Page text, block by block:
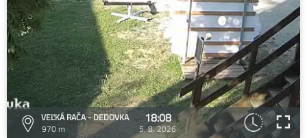
VEĽKÁ RAČA - DEDOVKA
970 m
18:08
5. 8. 2026